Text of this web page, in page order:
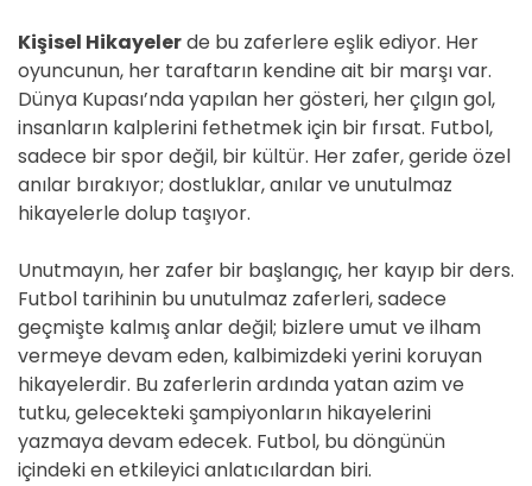
Kişisel Hikayelerde bu zaferlere eşlik ediyor. Her
oyuncunun, her taraftarın kendine ait bir marşı var.
Dünya Kupası’nda yapılan her gösteri, her çılgın gol,
insanların kalplerini fethetmek için bir fırsat. Futbol,
sadece bir spor değil, bir kültür. Her zafer, geride özel
anılar bırakıyor; dostluklar, anılar ve unutulmaz
hikayelerle dolup taşıyor.
Unutmayın, her zafer bir başlangıç, her kayıp bir ders.
Futbol tarihinin bu unutulmaz zaferleri, sadece
geçmişte kalmış anlar değil; bizlere umut ve ilham
vermeye devam eden, kalbimizdeki yerini koruyan
hikayelerdir. Bu zaferlerin ardında yatan azim ve
tutku, gelecekteki şampiyonların hikayelerini
yazmaya devam edecek. Futbol, bu döngünün
içindeki en etkileyici anlatıcılardan biri.